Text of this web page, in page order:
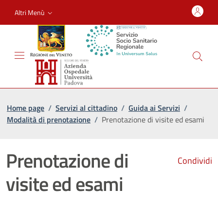
Altri Menù
Home page / Servizi al cittadino / Guida ai Servizi /
Modalità di prenotazione / Prenotazione di visite ed esami
Condividi
Prenotazione di
visite ed esami